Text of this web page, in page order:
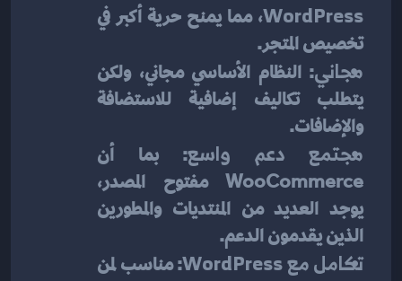
WordPress
تخصيص المتجر.
مجاني
يتطلب تكاليف إضافية للاستضافة
والإضافات.
مجتمع دعم واسع
الذين يقدمون الدعم.
تكامل مع WordPress